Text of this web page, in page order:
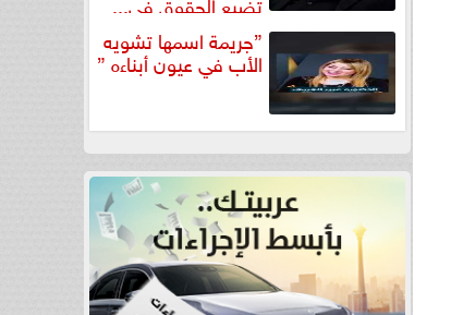
”جريمة اسمها تشويه
الأب في عيون أبناءه ”